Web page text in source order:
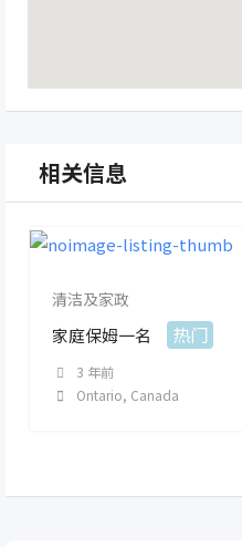
相关信息
清洁及家政
家庭保姆一名 热门
3 年前
Ontario, Canada